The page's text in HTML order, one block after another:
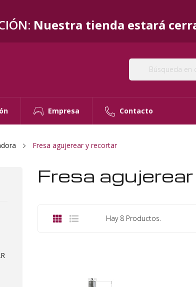
Nuestra tienda estará
Empresa Contacto
Fresa agujerear y recortar
Fresa
Hay 8 Productos.